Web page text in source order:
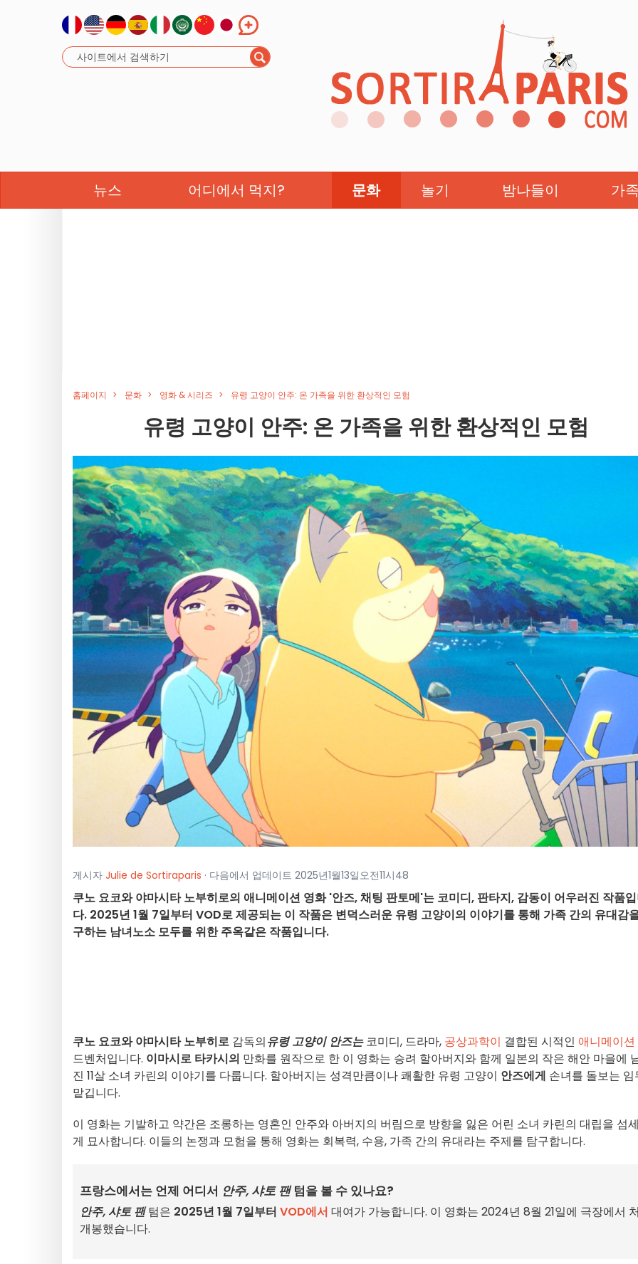
뉴스 어디에서 먹지? 문화 놀기 밤나들이 가
홈페이지 문화 영화 & 시리즈 유령 고양이 안주: 온 가족을 위한 환상적인 모험
유령 고양이 안주: 온 가족을 위한 환상적인 모험
게시자 Julie de Sortiraparis · 다음에서 업데이트 2025년1월13일오전11시48
쿠노 요코와 야마시타 노부히로의 애니메이션 영화 '안즈, 채팅 판토메'는 코미디, 판타지, 감동이 어우러진 작품
다. 2025년 1월 7일부터 VOD로 제공되는 이 작품은 변덕스러운 유령 고양이의 이야기를 통해 가족 간의 유대감
구하는 남녀노소 모두를 위한 주옥같은 작품입니다.
쿠노 요코와 야마시타 노부히로 감독의유령 고양이 안즈는코미디, 드라마, 공상과학이 결합된 시적인 애니메이션
드벤처입니다. 이마시로 타카시의 만화를 원작으로 한 이 영화는 승려 할아버지와 함께 일본의 작은 해안 마을에
진 11살 소녀 카린의 이야기를 다룹니다. 할아버지는 성격만큼이나 쾌활한 유령 고양이 안즈에게 손녀를 돌보는 임
맡깁니다.
이 영화는 기발하고 약간은 조롱하는 영혼인 안주와 아버지의 버림으로 방향을 잃은 어린 소녀 카린의 대립을 섬
게 묘사합니다. 이들의 논쟁과 모험을 통해 영화는 회복력, 수용, 가족 간의 유대라는 주제를 탐구합니다.
프랑스에서는 언제 어디서 안주, 샤토 팬텀을 볼 수 있나요?
안주, 샤토 팬텀은 2025년 1월 7일부터 VOD에서 대여가 가능합니다. 이 영화는 2024년 8월 21일에 극장에서
개봉했습니다.